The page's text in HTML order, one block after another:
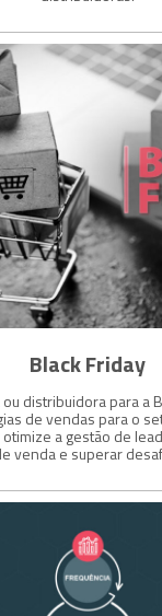
Black Friday
distribuidora para a
de vendas para o
a gestão de
venda e superar